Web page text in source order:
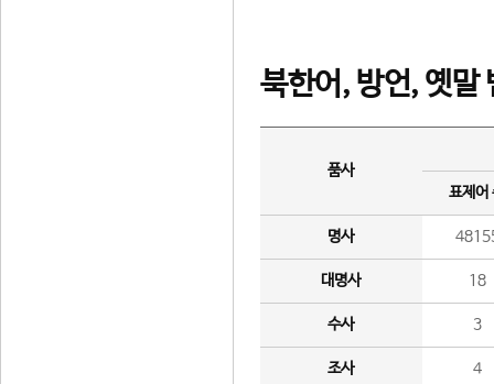
북한어, 방언, 옛말
품사
표제어
명사
대명사 18
수사 3
조사 4